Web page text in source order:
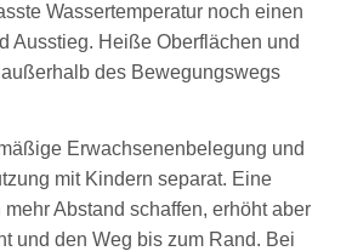
Wassertemperatur noch einen
Ausstieg. Heiße Oberflächen und
des Bewegungswegs
Erwachsenenbelegung und
mit Kindern separat. Eine
Abstand schaffen, erhöht aber
und den Weg bis zum Rand. Bei